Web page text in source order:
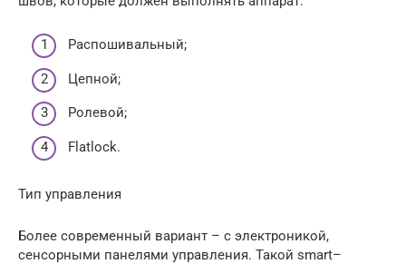
Распошивальный;
Цепной;
Ролевой;
Flatlock.
Тип управления
Более современный вариант – с электроникой,
сенсорными панелями управления. Такой smart–